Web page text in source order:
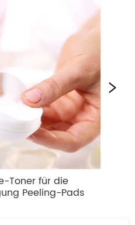
Toner für die
Peeling-Pads